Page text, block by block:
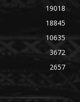
19018
18845
10635
3672
2657